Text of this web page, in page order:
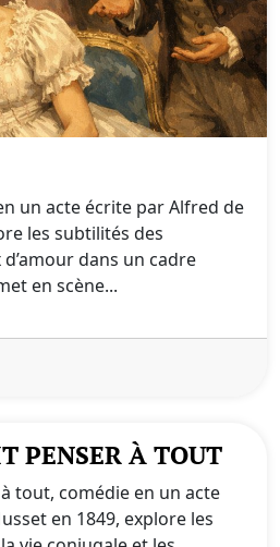
un acte écrite par Alfred de
les subtilités des
dans un cadre
en scène...
PENSER À TOUT
tout, comédie en un acte
en 1849, explore les